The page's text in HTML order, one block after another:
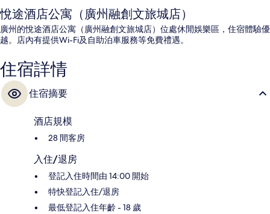
悅途酒店公寓（廣州融創文旅城店）
廣州的悅途酒店公寓（廣州融創文旅城店）位處休閒娛樂區，住宿體驗優
越。店內有提供Wi-Fi及自助泊車服務等免費禮遇。
住宿詳情
住宿摘要
酒店規模
28 間客房
入住/退房
登記入住時間由 14:00 開始
特快登記入住/退房
最低登記入住年齡 - 18 歲